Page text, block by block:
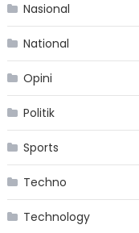
Nasional
National
Opini
Politik
Sports
Techno
Technology